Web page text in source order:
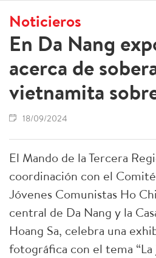
Noticieros
En Da Nang
acerca de
vietnamita
18/09/2024
El Mando de la Tercera
coordinación con el
Jóvenes Comunistas Ho
central de Da Nang y la
Hoang Sa, celebra una
fotográfica con el tema